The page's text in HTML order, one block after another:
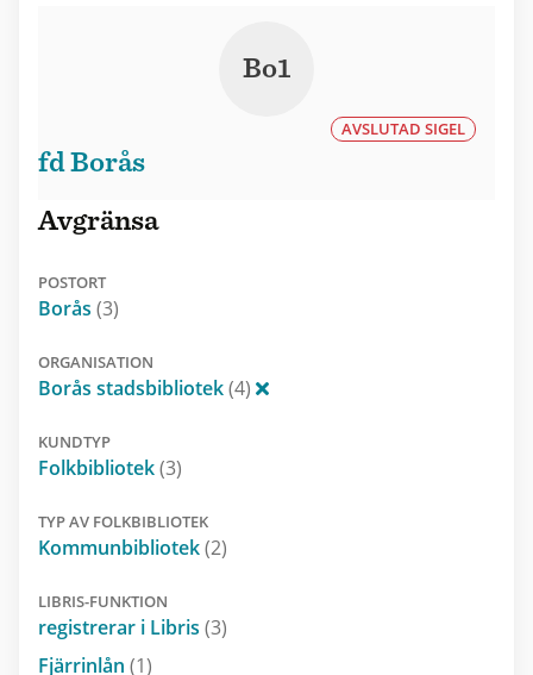
Bo1
AVSLUTAD SIGEL
fd Borås
Avgränsa
POSTORT
Borås (3)
ORGANISATION
Borås stadsbibliotek(4)
KUNDTYP
Folkbibliotek(3)
TYP AV FOLKBIBLIOTEK
Kommunbibliotek(2)
LIBRIS-FUNKTION
registrerar i Libris (3)
Fjärrinlån (1)